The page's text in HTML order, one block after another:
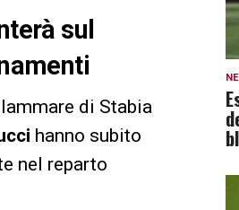
sul
di Stabia
hanno subito
nel reparto